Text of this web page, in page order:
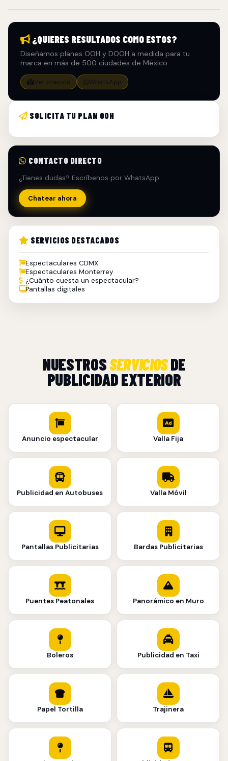
¿QUIERES RESULTADOS COMO ESTOS?
Diseñamos planes OOH y DOOH a medida para tu
marca en más de 500 ciudades de México.
Ver precios WhatsApp
SOLICITA TU PLAN OOH
CONTACTO DIRECTO
¿Tienes dudas? Escríbenos por WhatsApp.
Chatear ahora
SERVICIOS DESTACADOS
Espectaculares CDMX
Espectaculares Monterrey
¿Cuánto cuesta un espectacular?
Pantallas digitales
NUESTROSSERVICIOSDE
PUBLICIDAD EXTERIOR
Anuncio espectacular Valla Fija
Publicidad en Autobuses Valla Móvil
Pantallas Publicitarias Bardas Publicitarias
Puentes Peatonales Panorámico en Muro
Boleros Publicidad en Taxi
Papel Tortilla Trajinera